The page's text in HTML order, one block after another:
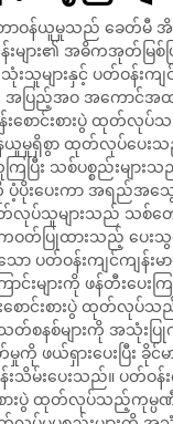
ဝန်ယူမှုသည် ခေတ်မီ အိပ်ခ
ား၏ အဓိကအုတ်မြစ်ဖြ
သုံးသူများနှင့် ပတ်ဝန်
အပြည့်အဝ အကောင်အ
စောင်းစားပွဲ ထုတ်လုပ်
ယူမှုရှိစွာ ထုတ်လုပ်ပေးသ
ြပြီး သစ်ပစ္စည်းမျာ
ပိုးပေးကာ အရည်အသွေ
ပ်သူများသည် သစ်တေ
ြုထားသည့် ပေးသွင်းသူ
ပတ်ဝန်းကျင်ကျန်းမာ
ာင်းများကို ဖန်တီးပေ
ောင်းစားပွဲ ထုတ်လုပ်သ
သတ်စနစ်များကို အသုံးပ
ကို ဖယ်ရှားပေးပြီး ခိုင်မ
မ်းပေးသည်။ ပတ်ဝန်း
စားပွဲ ထုတ်လုပ်သည့်ကုမ္ပ